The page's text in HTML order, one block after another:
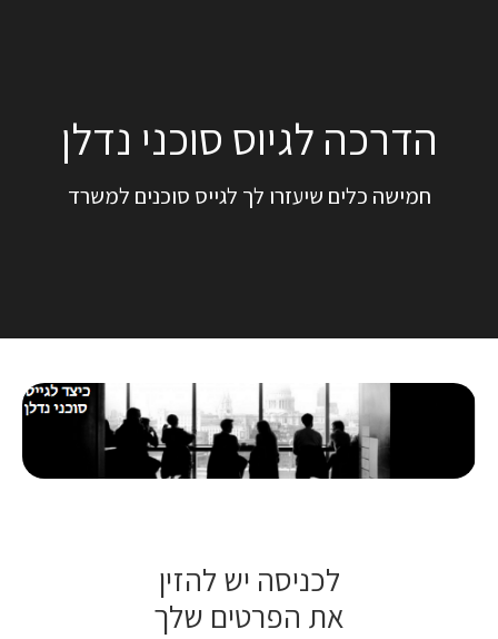
הדרכה לגיוס סוכני נדלן
חמישה כלים שיעזרו לך לגייס סוכנים למשרד
לכניסה יש להזין
את הפרטים שלך